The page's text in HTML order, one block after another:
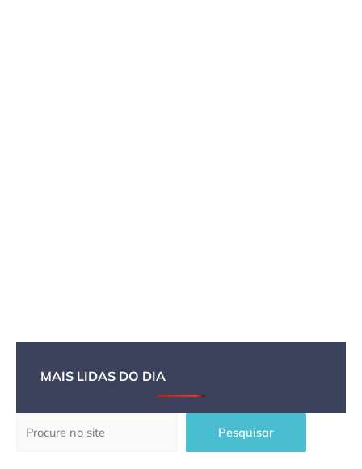
MAIS LIDAS DO DIA
Pesquisar